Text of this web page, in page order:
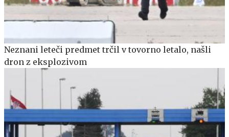
Neznani leteči predmet trčil v tovorno letalo, našli
dron z eksplozivom